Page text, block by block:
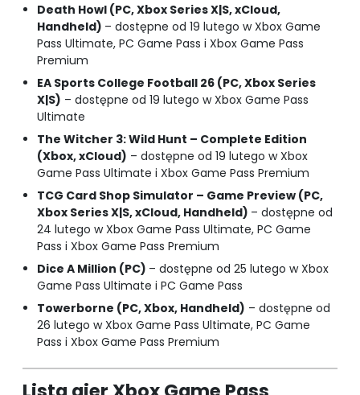
Death Howl (PC, Xbox Series X|S, xCloud,
Handheld) – dostępne od 19 lutego w Xbox Game
Pass Ultimate, PC Game Pass i Xbox Game Pass
Premium
EA Sports College Football 26 (PC, Xbox Series
X|S) – dostępne od 19 lutego w Xbox Game Pass
Ultimate
The Witcher 3: Wild Hunt – Complete Edition
(Xbox, xCloud) – dostępne od 19 lutego w Xbox
Game Pass Ultimate i Xbox Game Pass Premium
TCG Card Shop Simulator – Game Preview (PC,
Xbox Series X|S, xCloud, Handheld) – dostępne od
24 lutego w Xbox Game Pass Ultimate, PC Game
Pass i Xbox Game Pass Premium
Dice A Million (PC) – dostępne od 25 lutego w Xbox
Game Pass Ultimate i PC Game Pass
Towerborne (PC, Xbox, Handheld) – dostępne od
26 lutego w Xbox Game Pass Ultimate, PC Game
Pass i Xbox Game Pass Premium